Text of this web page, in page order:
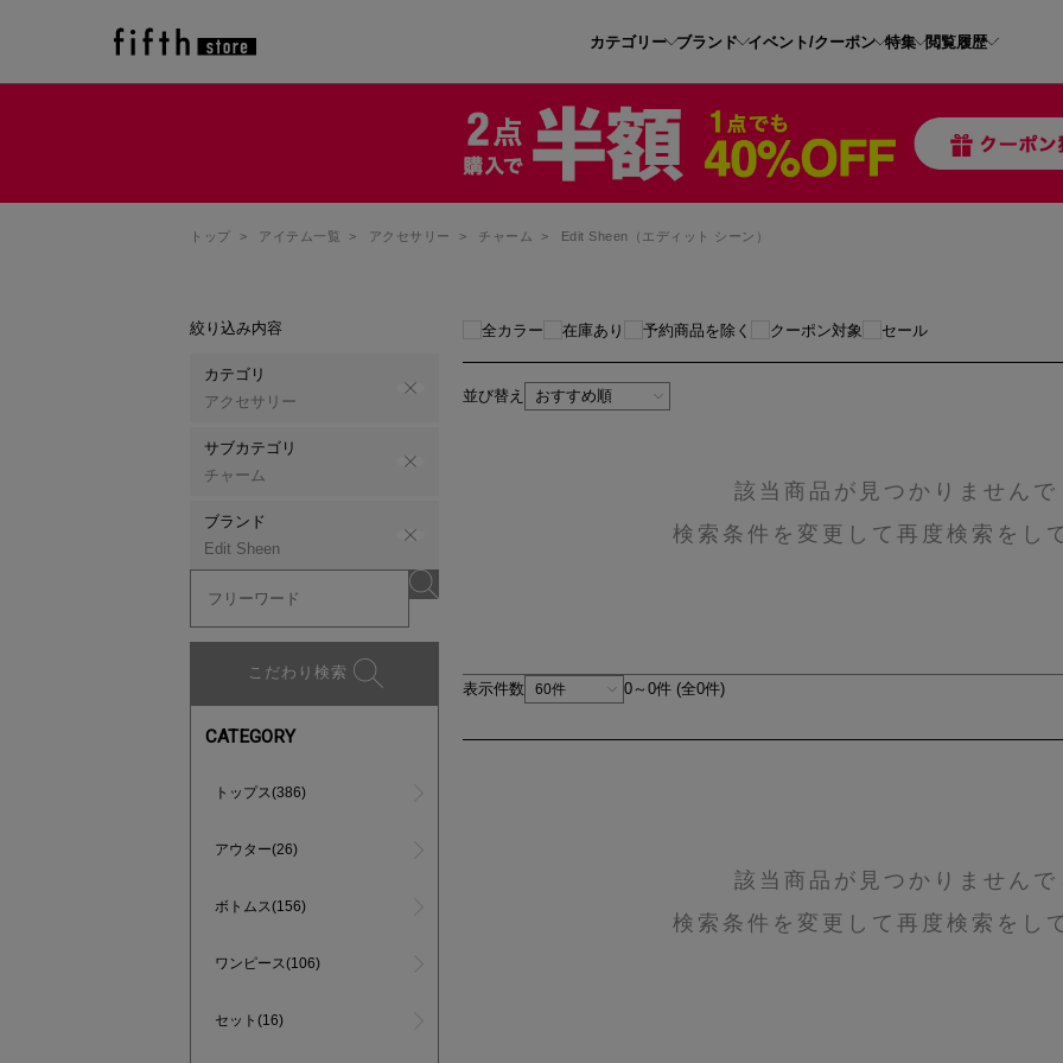
カテゴリー ブランド イベント/クーポン 特集 閲覧履歴
トップ > アイテム一覧 > アクセサリー > チャーム > Edit Sheen（エディット シーン）
絞り込み内容
カテゴリ
アクセサリー
サブカテゴリ
チャーム
ブランド
Edit Sheen
こだわり検索
CATEGORY
トップス(386)
アウター(26)
ボトムス(156)
ワンピース(106)
セット(16)
全カラー 在庫あり 予約商品を除く クーポン対象 セール
並び替え
該当商品が見つかりませんで
検索条件を変更して再度検索をし
表示件数 0～0件 (全0件)
該当商品が見つかりませんで
検索条件を変更して再度検索をし